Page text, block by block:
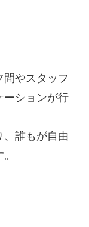
間やスタッフ
ーションが行
、誰もが自由